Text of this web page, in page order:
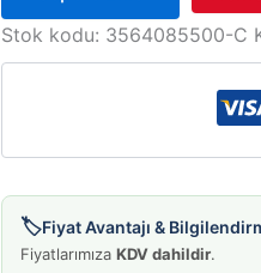
CARRY
adet
Stok kodu: 3564085500-C
🏷️Fiyat Avantajı &
FiyatlarımızaKDV dahildir.